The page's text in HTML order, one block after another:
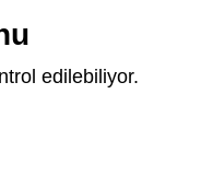
edilebiliyor.